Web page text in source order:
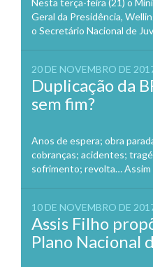
Geral da Presidência,
o Secretário Nacional de
20 DE NOVEMBRO DE
Duplicação da
sem fim?
Anos de espera; obra
cobranças; acidentes;
sofrimento; revolta… Assim
10 DE NOVEMBRO DE
Assis Filho
Plano Nacional